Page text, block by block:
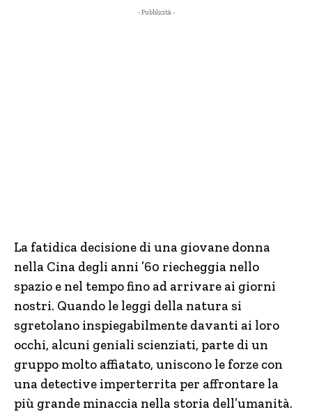
- Pubblicità -
La fatidica decisione di una giovane donna
nella Cina degli anni ’60 riecheggia nello
spazio e nel tempo fino ad arrivare ai giorni
nostri. Quando le leggi della natura si
sgretolano inspiegabilmente davanti ai loro
occhi, alcuni geniali scienziati, parte di un
gruppo molto affiatato, uniscono le forze con
una detective imperterrita per affrontare la
più grande minaccia nella storia dell’umanità.